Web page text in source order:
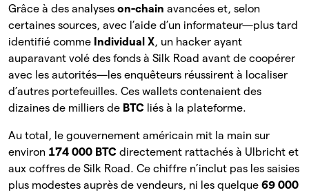
Grâce à des analyses on-chain avancées et, selon
certaines sources, avec l’aide d’un informateur—plus tard
identifié comme Individual X, un hacker ayant
auparavant volé des fonds à Silk Road avant de coopérer
avec les autorités—les enquêteurs réussirent à localiser
d’autres portefeuilles. Ces wallets contenaient des
dizaines de milliers de BTC liés à la plateforme.
Au total, le gouvernement américain mit la main sur
environ 174 000 BTC directement rattachés à Ulbricht et
aux coffres de Silk Road. Ce chiffre n’inclut pas les saisies
plus modestes auprès de vendeurs, ni les quelque 69 000